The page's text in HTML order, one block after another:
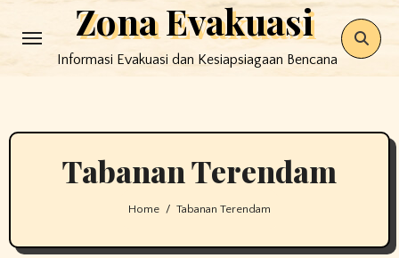
to
Zona Evakuasi
Informasi Evakuasi dan Kesiapsiagaan Bencana
Tabanan Terendam
Home Tabanan Terendam